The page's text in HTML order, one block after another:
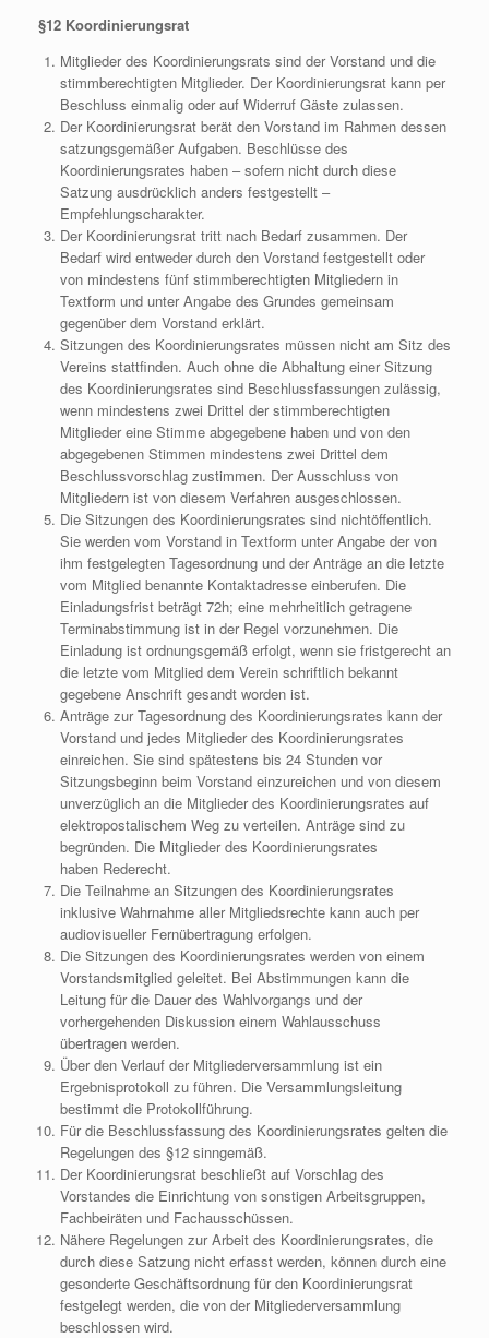
§12 Koordinierungsrat
Mitglieder des Koordinierungsrats sind der Vorstand und die
stimmberechtigten Mitglieder. Der Koordinierungsrat kann per
Beschluss einmalig oder auf Widerruf Gäste zulassen.
Der Koordinierungsrat berät den Vorstand im Rahmen dessen
satzungsgemäßer Aufgaben. Beschlüsse des
Koordinierungsrates haben – sofern nicht durch diese
Satzung ausdrücklich anders festgestellt –
Empfehlungscharakter.
Der Koordinierungsrat tritt nach Bedarf zusammen. Der
Bedarf wird entweder durch den Vorstand festgestellt oder
von mindestens fünf stimmberechtigten Mitgliedern in
Textform und unter Angabe des Grundes gemeinsam
gegenüber dem Vorstand erklärt.
Sitzungen des Koordinierungsrates müssen nicht am Sitz des
Vereins stattfinden. Auch ohne die Abhaltung einer Sitzung
des Koordinierungsrates sind Beschlussfassungen zulässig,
wenn mindestens zwei Drittel der stimmberechtigten
Mitglieder eine Stimme abgegebene haben und von den
abgegebenen Stimmen mindestens zwei Drittel dem
Beschlussvorschlag zustimmen. Der Ausschluss von
Mitgliedern ist von diesem Verfahren ausgeschlossen.
Die Sitzungen des Koordinierungsrates sind nichtöffentlich.
Sie werden vom Vorstand in Textform unter Angabe der von
ihm festgelegten Tagesordnung und der Anträge an die letzte
vom Mitglied benannte Kontaktadresse einberufen. Die
Einladungsfrist beträgt 72h; eine mehrheitlich getragene
Terminabstimmung ist in der Regel vorzunehmen. Die
Einladung ist ordnungsgemäß erfolgt, wenn sie fristgerecht an
die letzte vom Mitglied dem Verein schriftlich bekannt
gegebene Anschrift gesandt worden ist.
Anträge zur Tagesordnung des Koordinierungsrates kann der
Vorstand und jedes Mitglieder des Koordinierungsrates
einreichen. Sie sind spätestens bis 24 Stunden vor
Sitzungsbeginn beim Vorstand einzureichen und von diesem
unverzüglich an die Mitglieder des Koordinierungsrates auf
elektropostalischem Weg zu verteilen. Anträge sind zu
begründen. Die Mitglieder des Koordinierungsrates
haben Rederecht.
Die Teilnahme an Sitzungen des Koordinierungsrates
inklusive Wahrnahme aller Mitgliedsrechte kann auch per
audiovisueller Fernübertragung erfolgen.
Die Sitzungen des Koordinierungsrates werden von einem
Vorstandsmitglied geleitet. Bei Abstimmungen kann die
Leitung für die Dauer des Wahlvorgangs und der
vorhergehenden Diskussion einem Wahlausschuss
übertragen werden.
Über den Verlauf der Mitgliederversammlung ist ein
Ergebnisprotokoll zu führen. Die Versammlungsleitung
bestimmt die Protokollführung.
Für die Beschlussfassung des Koordinierungsrates gelten die
Regelungen des §12 sinngemäß.
Der Koordinierungsrat beschließt auf Vorschlag des
Vorstandes die Einrichtung von sonstigen Arbeitsgruppen,
Fachbeiräten und Fachausschüssen.
Nähere Regelungen zur Arbeit des Koordinierungsrates, die
durch diese Satzung nicht erfasst werden, können durch eine
gesonderte Geschäftsordnung für den Koordinierungsrat
festgelegt werden, die von der Mitgliederversammlung
beschlossen wird.